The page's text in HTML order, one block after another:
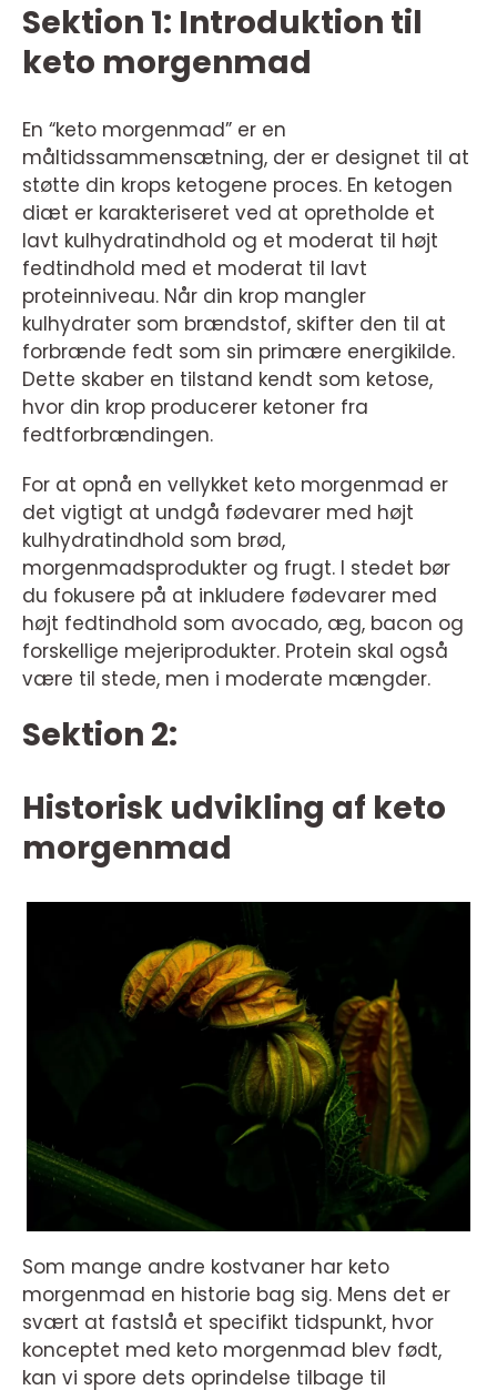
Sektion 1: Introduktion til
keto morgenmad
En “keto morgenmad” er en
måltidssammensætning, der er designet til at
støtte din krops ketogene proces. En ketogen
diæt er karakteriseret ved at opretholde et
lavt kulhydratindhold og et moderat til højt
fedtindhold med et moderat til lavt
proteinniveau. Når din krop mangler
kulhydrater som brændstof, skifter den til at
forbrænde fedt som sin primære energikilde.
Dette skaber en tilstand kendt som ketose,
hvor din krop producerer ketoner fra
fedtforbrændingen.
For at opnå en vellykket keto morgenmad er
det vigtigt at undgå fødevarer med højt
kulhydratindhold som brød,
morgenmadsprodukter og frugt. I stedet bør
du fokusere på at inkludere fødevarer med
højt fedtindhold som avocado, æg, bacon og
forskellige mejeriprodukter. Protein skal også
være til stede, men i moderate mængder.
Sektion 2:
Historisk udvikling af keto
morgenmad
Som mange andre kostvaner har keto
morgenmad en historie bag sig. Mens det er
svært at fastslå et specifikt tidspunkt, hvor
konceptet med keto morgenmad blev født,
kan vi spore dets oprindelse tilbage til